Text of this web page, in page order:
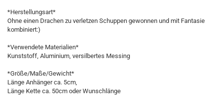
*Herstellungsart*
Ohne einen Drachen zu verletzen Schuppen gewonnen und mit Fantasie
kombiniert:)
*Verwendete Materialien*
Kunststoff, Aluminium, versilbertes Messing
*Größe/Maße/Gewicht*
Länge Anhänger ca. 5cm,
Länge Kette ca. 50cm oder Wunschlänge